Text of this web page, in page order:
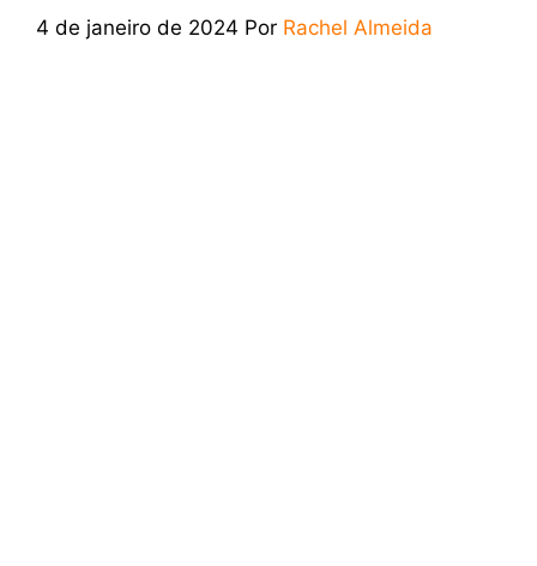
4 de janeiro de 2024 Por Rachel Almeida